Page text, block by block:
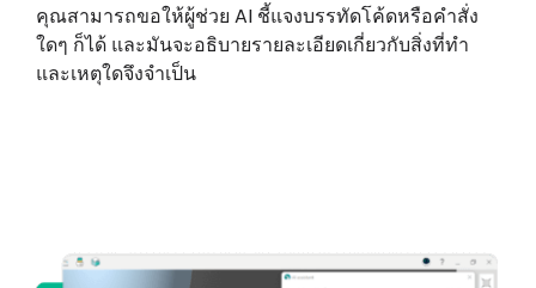
คุณสามารถขอให้ผู้ช่วย AI ชี้แจงบรรทัดโค้ดหรือคำสั่ง
ใดๆ ก็ได้ และมันจะอธิบายรายละเอียดเกี่ยวกับสิ่งที่ทำ
และเหตุใดจึงจำเป็น